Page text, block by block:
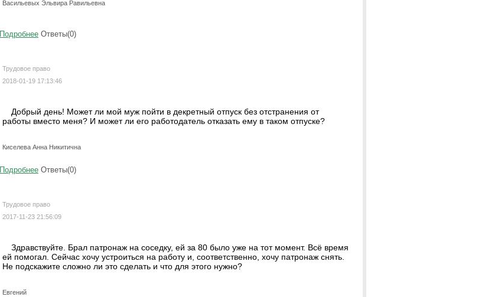
Васильевых Эльвира Равильевна
Подробнее Ответы(0)
Трудовое право
2018-01-19 17:13:46
Добрый день! Может ли мой муж пойти в декретный отпуск без отстранения от
работы вместо меня? И может ли его работодатель отказать ему в таком отпуске?
Киселева Анна Никитична
Подробнее Ответы(0)
Трудовое право
2017-11-23 21:56:09
Здравствуйте. Брал патронаж на соседку, ей за 80 было уже на тот момент. Всё время
ей помогал. Сейчас хочу устроиться на работу и, соответственно, хочу патронаж снять.
Не подскажите сложно ли это сделать и что для этого нужно?
Евгений